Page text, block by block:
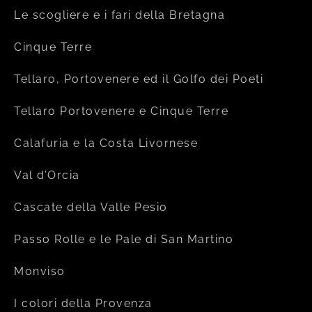
Le scogliere e i fari della Bretagna
Cinque Terre
Tellaro, Portovenere ed il Golfo dei Poeti
Tellaro Portovenere e Cinque Terre
Calafuria e la Costa Livornese
Val d’Orcia
Cascate della Valle Pesio
Passo Rolle e le Pale di San Martino
Monviso
I colori della Provenza